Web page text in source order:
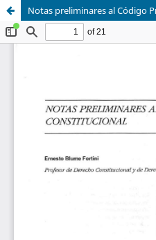
Notas preliminares al Código